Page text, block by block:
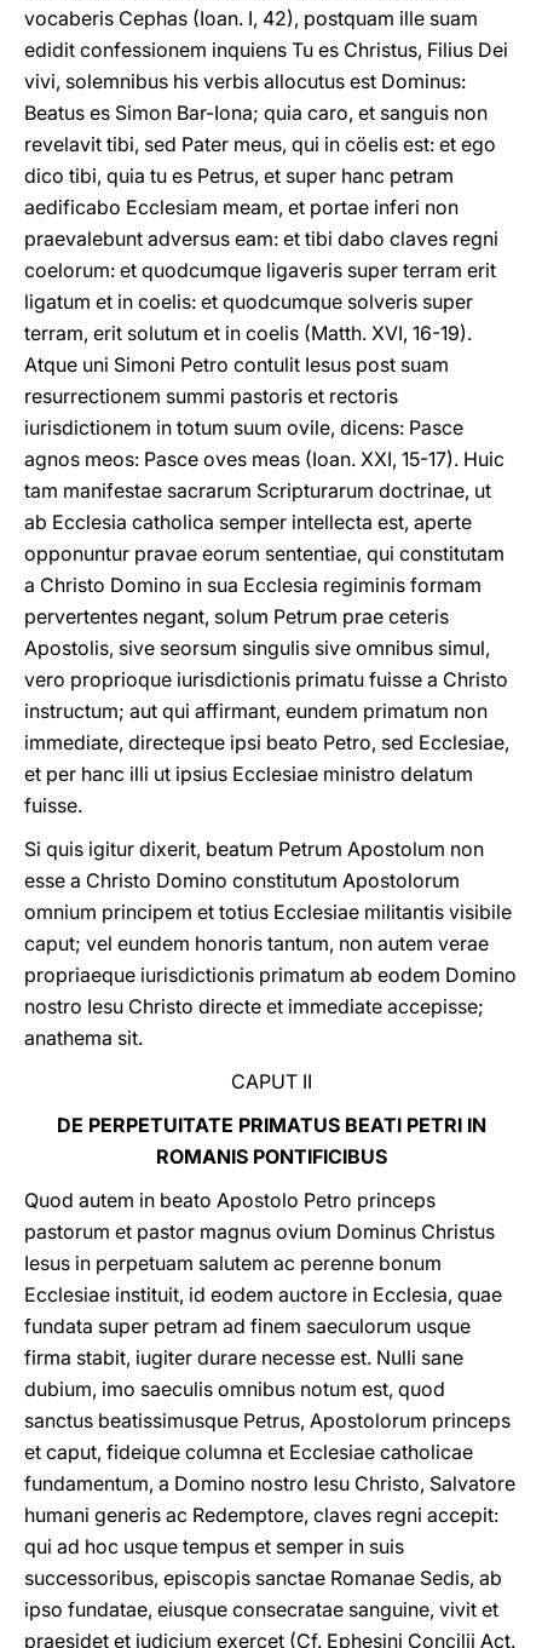
vocaberis Cephas (Ioan. I, 42), postquam ille suam
edidit confessionem inquiens Tu es Christus, Filius Dei
vivi, solemnibus his verbis allocutus est Dominus:
Beatus es Simon Bar-Iona; quia caro, et sanguis non
revelavit tibi, sed Pater meus, qui in cöelis est: et ego
dico tibi, quia tu es Petrus, et super hanc petram
aedificabo Ecclesiam meam, et portae inferi non
praevalebunt adversus eam: et tibi dabo claves regni
coelorum: et quodcumque ligaveris super terram erit
ligatum et in coelis: et quodcumque solveris super
terram, erit solutum et in coelis (Matth. XVI, 16-19).
Atque uni Simoni Petro contulit Iesus post suam
resurrectionem summi pastoris et rectoris
iurisdictionem in totum suum ovile, dicens: Pasce
agnos meos: Pasce oves meas (Ioan. XXI, 15-17). Huic
tam manifestae sacrarum Scripturarum doctrinae, ut
ab Ecclesia catholica semper intellecta est, aperte
opponuntur pravae eorum sententiae, qui constitutam
a Christo Domino in sua Ecclesia regiminis formam
pervertentes negant, solum Petrum prae ceteris
Apostolis, sive seorsum singulis sive omnibus simul,
vero proprioque iurisdictionis primatu fuisse a Christo
instructum; aut qui affirmant, eundem primatum non
immediate, directeque ipsi beato Petro, sed Ecclesiae,
et per hanc illi ut ipsius Ecclesiae ministro delatum
fuisse.
Si quis igitur dixerit, beatum Petrum Apostolum non
esse a Christo Domino constitutum Apostolorum
omnium principem et totius Ecclesiae militantis visibile
caput; vel eundem honoris tantum, non autem verae
propriaeque iurisdictionis primatum ab eodem Domino
nostro Iesu Christo directe et immediate accepisse;
anathema sit.
CAPUT II
DE PERPETUITATE PRIMATUS BEATI PETRI IN
ROMANIS PONTIFICIBUS
Quod autem in beato Apostolo Petro princeps
pastorum et pastor magnus ovium Dominus Christus
Iesus in perpetuam salutem ac perenne bonum
Ecclesiae instituit, id eodem auctore in Ecclesia, quae
fundata super petram ad finem saeculorum usque
firma stabit, iugiter durare necesse est. Nulli sane
dubium, imo saeculis omnibus notum est, quod
sanctus beatissimusque Petrus, Apostolorum princeps
et caput, fideique columna et Ecclesiae catholicae
fundamentum, a Domino nostro Iesu Christo, Salvatore
humani generis ac Redemptore, claves regni accepit:
qui ad hoc usque tempus et semper in suis
successoribus, episcopis sanctae Romanae Sedis, ab
ipso fundatae, eiusque consecratae sanguine, vivit et
praesidet et iudicium exercet (Cf. Ephesini Concilii Act.